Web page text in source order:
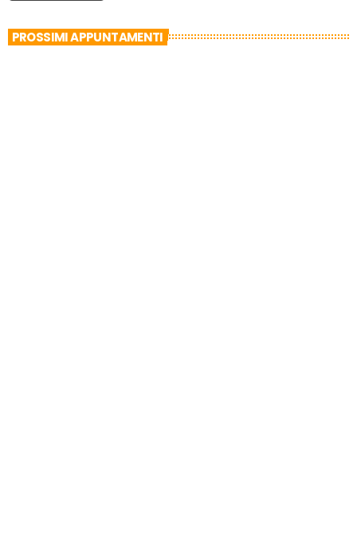
PROSSIMI APPUNTAMENTI